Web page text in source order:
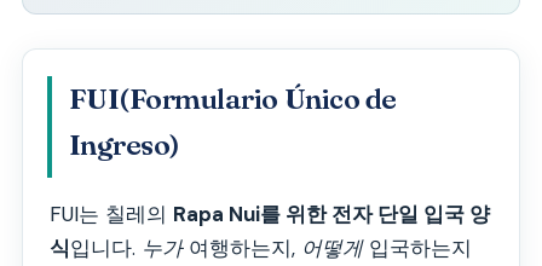
FUI(Formulario Único de
Ingreso)
FUI는 칠레의 Rapa Nui를 위한 전자 단일 입국 양
식입니다. 누가여행하는지, 어떻게입국하는지